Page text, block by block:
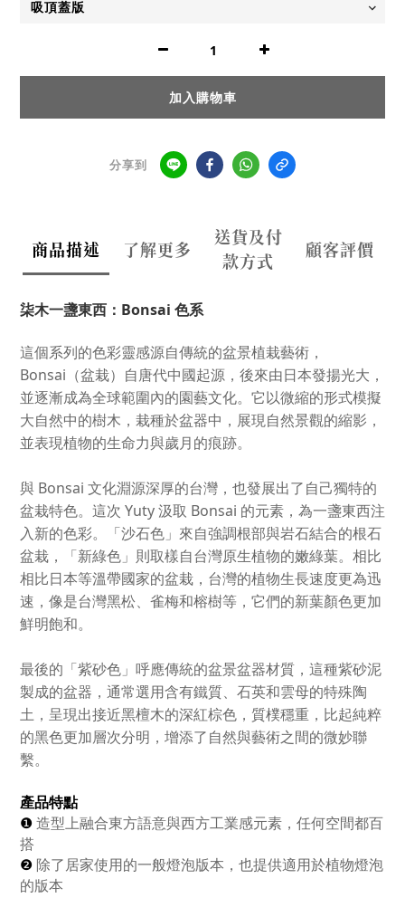
加入購物車
分享到
商品描述 了解更多
送貨及付
款方式
顧客評價
柒木一盞東西：Bonsai 色系
這個系列的色彩靈感源自傳統的盆景植栽藝術，
Bonsai（盆栽）自唐代中國起源，後來由日本發揚光大，
並逐漸成為全球範圍內的園藝文化。它以微縮的形式模擬
大自然中的樹木，栽種於盆器中，展現自然景觀的縮影，
並表現植物的生命力與歲月的痕跡。
與 Bonsai 文化淵源深厚的台灣，也發展出了自己獨特的
盆栽特色。這次 Yuty 汲取 Bonsai 的元素，為一盞東西注
入新的色彩。「沙石色」來自強調根部與岩石結合的根石
盆栽，「新綠色」則取樣自台灣原生植物的嫩綠葉。相比
相比日本等溫帶國家的盆栽，台灣的植物生長速度更為迅
速，像是台灣黑松、雀梅和榕樹等，它們的新葉顏色更加
鮮明飽和。
最後的「紫砂色」呼應傳統的盆景盆器材質，這種紫砂泥
製成的盆器，通常選用含有鐵質、石英和雲母的特殊陶
土，呈現出接近黑檀木的深紅棕色，質樸穩重，比起純粹
的黑色更加層次分明，增添了自然與藝術之間的微妙聯
繫。
產品特點
❶ 造型上融合東方語意與西方工業感元素，任何空間都百
搭
❷ 除了居家使用的一般燈泡版本，也提供適用於植物燈泡
的版本